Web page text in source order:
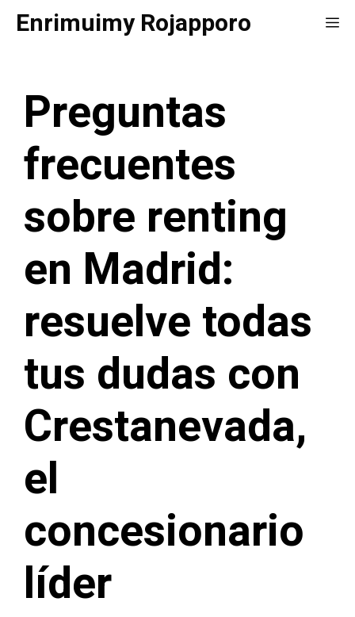
SaltarEnrimuimy Rojapporo
Preguntas
frecuentes
sobre renting
en Madrid:
resuelve todas
tus dudas con
Crestanevada,
el
concesionario
líder